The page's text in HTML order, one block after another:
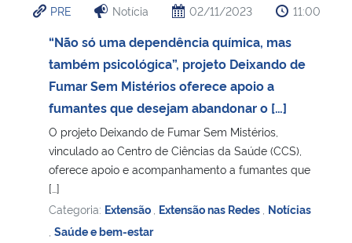
PRE Notícia 02/11/2023 11:00
“Não só uma dependência química, mas
também psicológica”, projeto Deixando de
Fumar Sem Mistérios oferece apoio a
fumantes que desejam abandonar o […]
O projeto Deixando de Fumar Sem Mistérios,
vinculado ao Centro de Ciências da Saúde (CCS),
oferece apoio e acompanhamento a fumantes que
[…]
Categoria: Extensão Extensão nas Redes Notícias
Saúde e bem-estar